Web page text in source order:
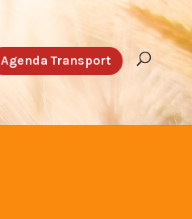
Agenda Transport